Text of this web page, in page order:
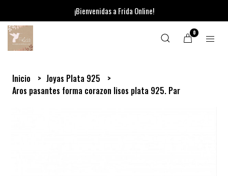
¡Bienvenidas a Frida Online!
0
Inicio
Joyas Plata 925
Aros pasantes forma corazon lisos plata 925. Par